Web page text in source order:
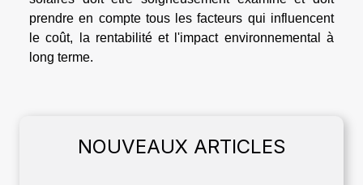
prendre en compte tous les facteurs qui influencent
le coût, la rentabilité et l'impact environnemental à
long terme.
NOUVEAUX ARTICLES